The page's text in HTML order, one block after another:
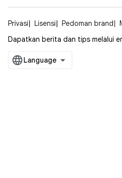
Privasi Lisensi Pedoman brand
Dapatkan berita dan tips melalui